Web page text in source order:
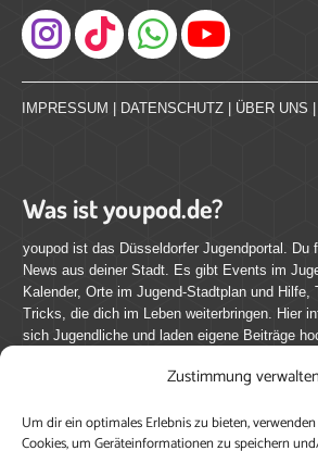
Zustimmung verwalten
Um dir ein optimales Erlebnis zu bieten,
Cookies, um Geräteinformationen zu speichern
Instagram
IMPRESSUM | DATENSCHUTZ | ÜBER UNS |
Was ist youpod.de?
youpod ist das Düsseldorfer Jugendportal. Du
News aus deiner Stadt. Es gibt Events im
Kalender, Orte im Jugend-Stadtplan und Hilfe,
Tricks, die dich im Leben weiterbringen. Hier
sich Jugendliche und laden eigene Beiträge
youpod.de lebt von Menschen wie dir.